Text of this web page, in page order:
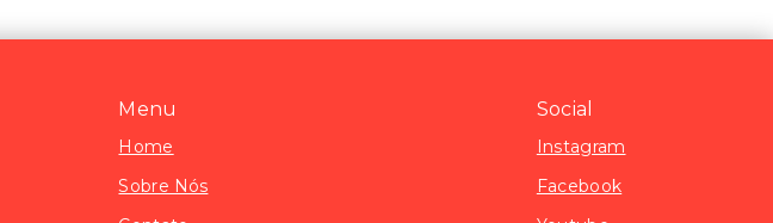
Menu
Home
Sobre Nós
Social
Instagram
Facebook